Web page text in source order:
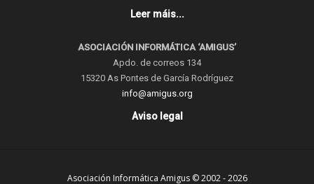
Leer máis...
ASOCIACIÓN INFORMÁTICA ‘AMIGUS’
Apdo. de correos 134
15320 As Pontes de García Rodríguez
info@amigus.org
Aviso legal
Asociación Informática Amigus © 2002 - 2026